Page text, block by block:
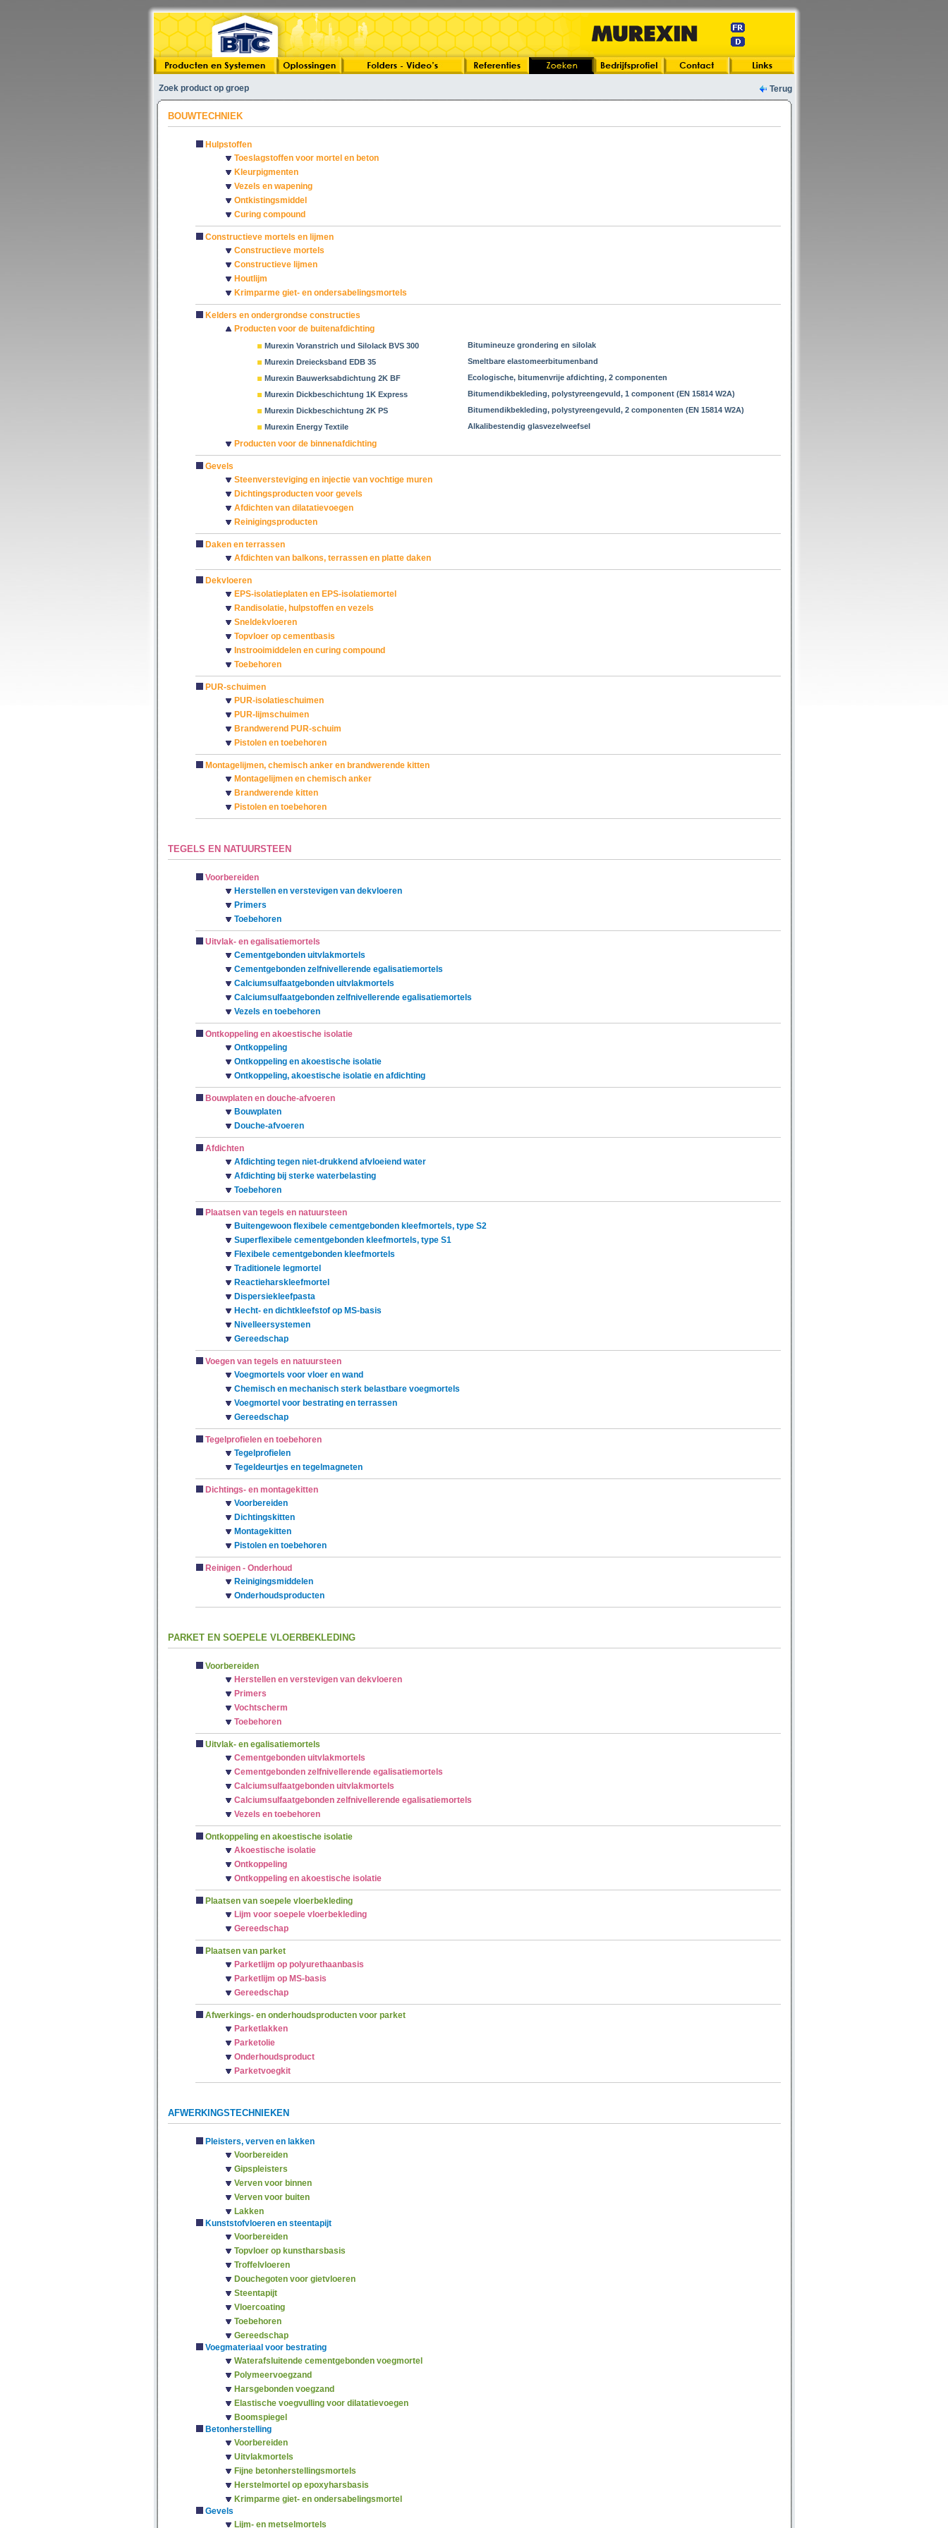
Zoek product op groep Terug
BOUWTECHNIEK
Hulpstoffen
Toeslagstoffen voor mortel en beton
Kleurpigmenten
Vezels en wapening
Ontkistingsmiddel
Curing compound
Constructieve mortels en lijmen
Constructieve mortels
Constructieve lijmen
Houtlijm
Krimparme giet- en ondersabelingsmortels
Kelders en ondergrondse constructies
Producten voor de buitenafdichting
Murexin Voranstrich und Silolack BVS 300
Bitumineuze grondering en silolak
Murexin Dreiecksband EDB 35
Smeltbare elastomeerbitumenband
Murexin Bauwerksabdichtung 2K BF
Ecologische, bitumenvrije afdichting, 2 componenten
Murexin Dickbeschichtung 1K Express
Bitumendikbekleding, polystyreengevuld, 1 component (EN 15814 W2A)
Murexin Dickbeschichtung 2K PS
Bitumendikbekleding, polystyreengevuld, 2 componenten (EN 15814 W2A)
Murexin Energy Textile
Alkalibestendig glasvezelweefsel
Producten voor de binnenafdichting
Gevels
Steenversteviging en injectie van vochtige muren
Dichtingsproducten voor gevels
Afdichten van dilatatievoegen
Reinigingsproducten
Daken en terrassen
Afdichten van balkons, terrassen en platte daken
Dekvloeren
EPS-isolatieplaten en EPS-isolatiemortel
Randisolatie, hulpstoffen en vezels
Sneldekvloeren
Topvloer op cementbasis
Instrooimiddelen en curing compound
Toebehoren
PUR-schuimen
PUR-isolatieschuimen
PUR-lijmschuimen
Brandwerend PUR-schuim
Pistolen en toebehoren
Montagelijmen, chemisch anker en brandwerende kitten
Montagelijmen en chemisch anker
Brandwerende kitten
Pistolen en toebehoren
TEGELS EN NATUURSTEEN
Voorbereiden
Herstellen en verstevigen van dekvloeren
Primers
Toebehoren
Uitvlak- en egalisatiemortels
Cementgebonden uitvlakmortels
Cementgebonden zelfnivellerende egalisatiemortels
Calciumsulfaatgebonden uitvlakmortels
Calciumsulfaatgebonden zelfnivellerende egalisatiemortels
Vezels en toebehoren
Ontkoppeling en akoestische isolatie
Ontkoppeling
Ontkoppeling en akoestische isolatie
Ontkoppeling, akoestische isolatie en afdichting
Bouwplaten en douche-afvoeren
Bouwplaten
Douche-afvoeren
Afdichten
Afdichting tegen niet-drukkend afvloeiend water
Afdichting bij sterke waterbelasting
Toebehoren
Plaatsen van tegels en natuursteen
Buitengewoon flexibele cementgebonden kleefmortels, type S2
Superflexibele cementgebonden kleefmortels, type S1
Flexibele cementgebonden kleefmortels
Traditionele legmortel
Reactieharskleefmortel
Dispersiekleefpasta
Hecht- en dichtkleefstof op MS-basis
Nivelleersystemen
Gereedschap
Voegen van tegels en natuursteen
Voegmortels voor vloer en wand
Chemisch en mechanisch sterk belastbare voegmortels
Voegmortel voor bestrating en terrassen
Gereedschap
Tegelprofielen en toebehoren
Tegelprofielen
Tegeldeurtjes en tegelmagneten
Dichtings- en montagekitten
Voorbereiden
Dichtingskitten
Montagekitten
Pistolen en toebehoren
Reinigen - Onderhoud
Reinigingsmiddelen
Onderhoudsproducten
PARKET EN SOEPELE VLOERBEKLEDING
Voorbereiden
Herstellen en verstevigen van dekvloeren
Primers
Vochtscherm
Toebehoren
Uitvlak- en egalisatiemortels
Cementgebonden uitvlakmortels
Cementgebonden zelfnivellerende egalisatiemortels
Calciumsulfaatgebonden uitvlakmortels
Calciumsulfaatgebonden zelfnivellerende egalisatiemortels
Vezels en toebehoren
Ontkoppeling en akoestische isolatie
Akoestische isolatie
Ontkoppeling
Ontkoppeling en akoestische isolatie
Plaatsen van soepele vloerbekleding
Lijm voor soepele vloerbekleding
Gereedschap
Plaatsen van parket
Parketlijm op polyurethaanbasis
Parketlijm op MS-basis
Gereedschap
Afwerkings- en onderhoudsproducten voor parket
Parketlakken
Parketolie
Onderhoudsproduct
Parketvoegkit
AFWERKINGSTECHNIEKEN
Pleisters, verven en lakken
Voorbereiden
Gipspleisters
Verven voor binnen
Verven voor buiten
Lakken
Kunststofvloeren en steentapijt
Voorbereiden
Topvloer op kunstharsbasis
Troffelvloeren
Douchegoten voor gietvloeren
Steentapijt
Vloercoating
Toebehoren
Gereedschap
Voegmateriaal voor bestrating
Waterafsluitende cementgebonden voegmortel
Polymeervoegzand
Harsgebonden voegzand
Elastische voegvulling voor dilatatievoegen
Boomspiegel
Betonherstelling
Voorbereiden
Uitvlakmortels
Fijne betonherstellingsmortels
Herstelmortel op epoxyharsbasis
Krimparme giet- en ondersabelingsmortel
Gevels
Lijm- en metselmortels